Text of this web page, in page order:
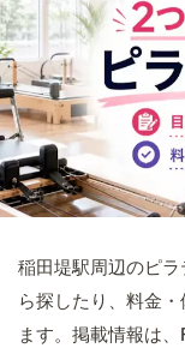
稲田堤駅周辺のピ
ら探したり、料金
ます。掲載情報は